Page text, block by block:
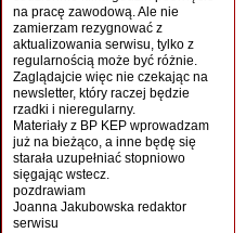
na pracę zawodową. Ale nie
zamierzam rezygnować z
aktualizowania serwisu, tylko z
regularnością może być różnie.
Zaglądajcie więc nie czekając na
newsletter, który raczej będzie
rzadki i nieregularny.
Materiały z BP KEP wprowadzam
już na bieżąco, a inne będę się
starała uzupełniać stopniowo
sięgając wstecz.
pozdrawiam
Joanna Jakubowska redaktor
serwisu